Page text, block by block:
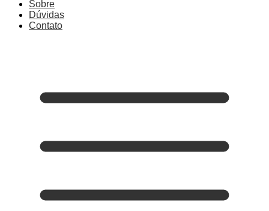
Sobre
Dúvidas
Contato